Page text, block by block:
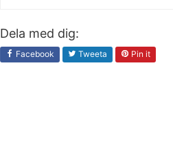
Dela med dig:
Facebook Tweeta Pin it